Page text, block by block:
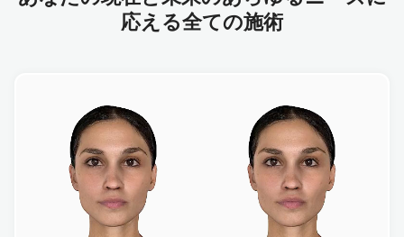
応える全ての施術